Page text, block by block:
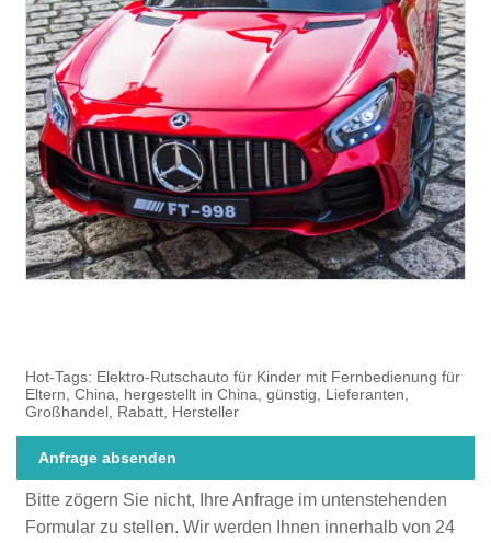
Hot-Tags: Elektro-Rutschauto für Kinder mit Fernbedienung für
Eltern, China, hergestellt in China, günstig, Lieferanten,
Großhandel, Rabatt, Hersteller
Anfrage absenden
Bitte zögern Sie nicht, Ihre Anfrage im untenstehenden
Formular zu stellen. Wir werden Ihnen innerhalb von 24